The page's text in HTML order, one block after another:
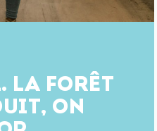
LA FORÊT
ON